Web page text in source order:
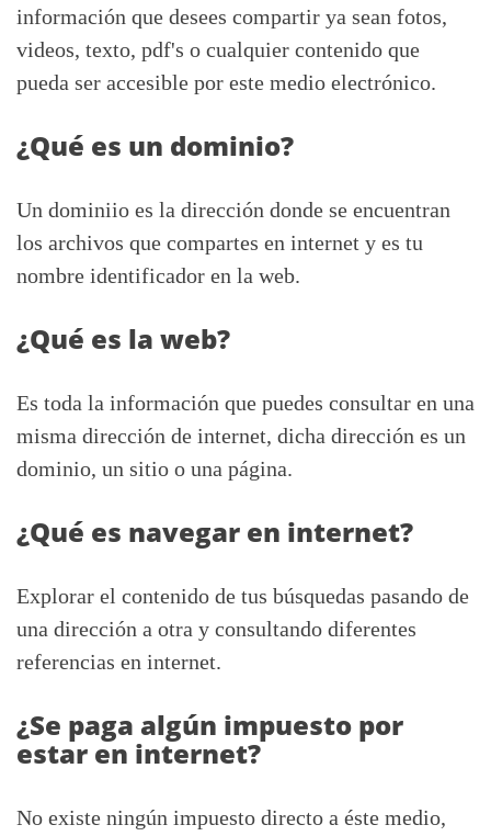
información que desees compartir ya sean fotos,
videos, texto, pdf's o cualquier contenido que
pueda ser accesible por este medio electrónico.
¿Qué es un dominio?
Un dominiio es la dirección donde se encuentran
los archivos que compartes en internet y es tu
nombre identificador en la web.
¿Qué es la web?
Es toda la información que puedes consultar en una
misma dirección de internet, dicha dirección es un
dominio, un sitio o una página.
¿Qué es navegar en internet?
Explorar el contenido de tus búsquedas pasando de
una dirección a otra y consultando diferentes
referencias en internet.
¿Se paga algún impuesto por
estar en internet?
No existe ningún impuesto directo a éste medio,